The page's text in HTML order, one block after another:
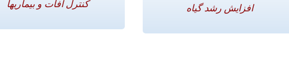
افزایش رشد گیاه کنترل آفات و بیماریها